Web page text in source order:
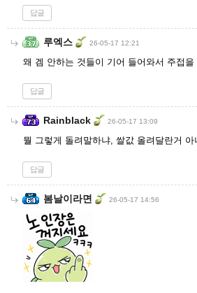
답글
루엑스 26-05-17 12:21
왜 겜 안하는 것들이 기어 들어와서 주접을
답글
Rainblack 26-05-17 13:09
뭘 그렇게 돌려말하냐, 쌀값 올려달란거 아
답글
봄날이라면 26-05-17 14:56